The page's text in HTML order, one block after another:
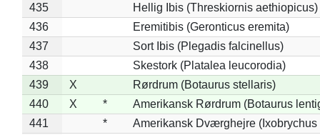
435
Hellig Ibis (Threskiornis aethiopicus)
436
Eremitibis (Geronticus eremita)
437
Sort Ibis (Plegadis falcinellus)
438
Skestork (Platalea leucorodia)
439
X
Rørdrum (Botaurus stellaris)
440
X *
Amerikansk Rørdrum (Botaurus
441
*
Amerikansk Dværghejre (Ixobrychus